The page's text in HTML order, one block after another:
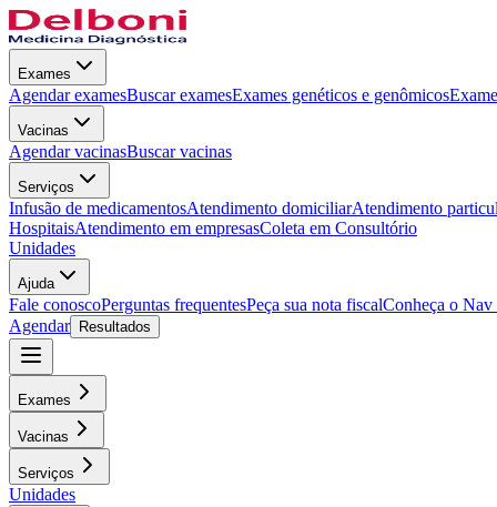
Exames
Agendar examesBuscar examesExames genéticos e genômicos
Vacinas
Agendar vacinasBuscar vacinas
Serviços
Infusão de medicamentosAtendimento domiciliarAtendimento
HospitaisAtendimento em empresasColeta em Consultório
Unidades
Ajuda
Fale conoscoPerguntas frequentesPeça sua nota fiscalConheça o Nav
Agendar
Resultados
Exames
Vacinas
Serviços
Unidades